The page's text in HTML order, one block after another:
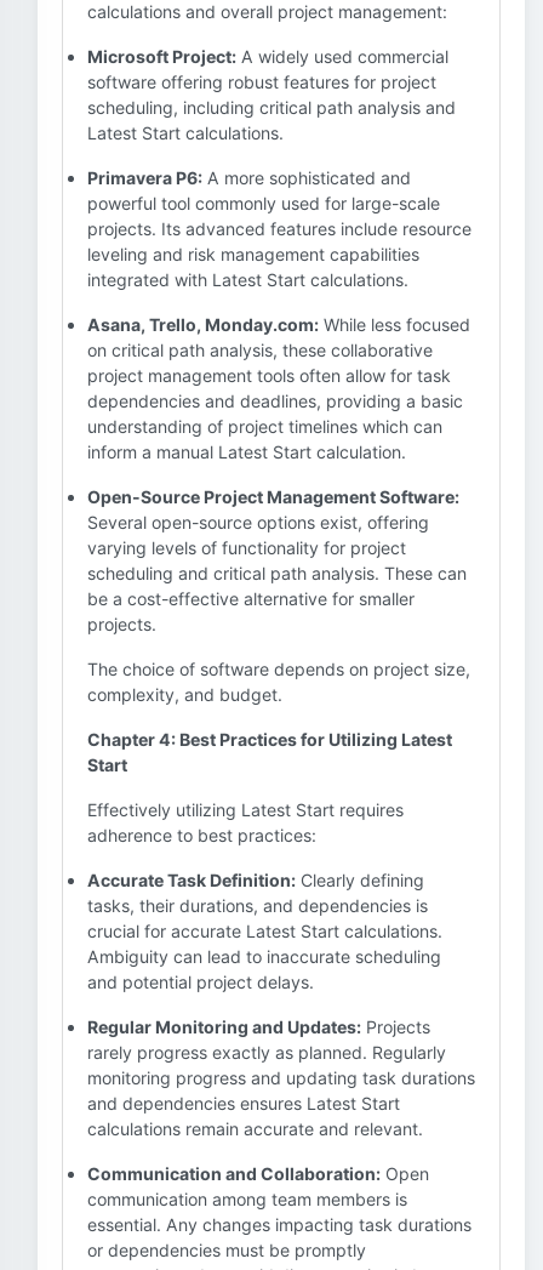
calculations and overall project management:
Microsoft Project: A widely used commercial
software offering robust features for project
scheduling, including critical path analysis and
Latest Start calculations.
Primavera P6: A more sophisticated and
powerful tool commonly used for large-scale
projects. Its advanced features include resource
leveling and risk management capabilities
integrated with Latest Start calculations.
Asana, Trello, Monday.com: While less focused
on critical path analysis, these collaborative
project management tools often allow for task
dependencies and deadlines, providing a basic
understanding of project timelines which can
inform a manual Latest Start calculation.
Open-Source Project Management Software:
Several open-source options exist, offering
varying levels of functionality for project
scheduling and critical path analysis. These can
be a cost-effective alternative for smaller
projects.
The choice of software depends on project size,
complexity, and budget.
Chapter 4: Best Practices for Utilizing Latest
Start
Effectively utilizing Latest Start requires
adherence to best practices:
Accurate Task Definition: Clearly defining
tasks, their durations, and dependencies is
crucial for accurate Latest Start calculations.
Ambiguity can lead to inaccurate scheduling
and potential project delays.
Regular Monitoring and Updates: Projects
rarely progress exactly as planned. Regularly
monitoring progress and updating task durations
and dependencies ensures Latest Start
calculations remain accurate and relevant.
Communication and Collaboration: Open
communication among team members is
essential. Any changes impacting task durations
or dependencies must be promptly